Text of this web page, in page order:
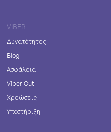
VIBER
Δυνατότητες
Blog
Ασφάλεια
Viber Out
Χρεώσεις
Υποστήριξη